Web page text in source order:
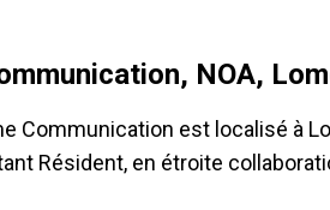
NOA,
Communication est localisé à
Résident, en étroite